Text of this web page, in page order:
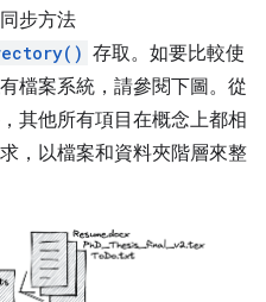
步方法
存取。如要比較使
檔案系統，請參閱下圖。從
其他所有項目在概念上都相
，以檔案和資料夾階層來整